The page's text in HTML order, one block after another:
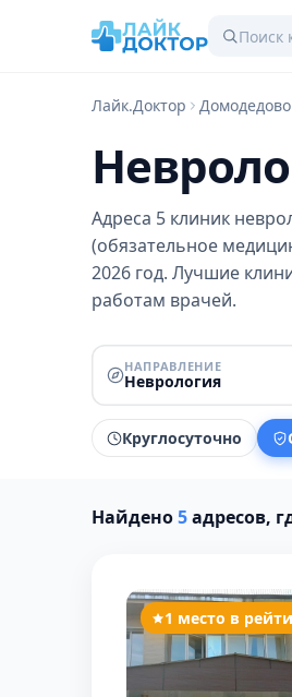
Лайк.Доктор Домодедово
Адреса 5 клиник
(обязательное
2026 год. Лучшие
работам врачей.
НАПРАВЛЕНИЕ
Неврология
Круглосуточно
Найдено5адресов,
1 место в